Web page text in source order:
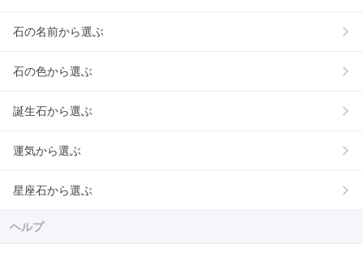
石の名前から選ぶ
石の色から選ぶ
誕生石から選ぶ
運気から選ぶ
星座石から選ぶ
ヘルプ